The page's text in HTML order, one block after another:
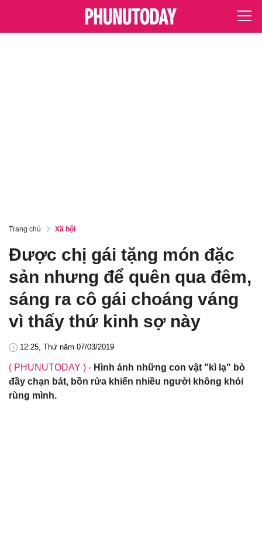
Trang chủ Xã hội
Được chị gái tặng món đặc
sản nhưng để quên qua đêm,
sáng ra cô gái choáng váng
vì thấy thứ kinh sợ này
12:25, Thứ năm 07/03/2019
( PHUNUTODAY ) - Hình ảnh những con vật "kì lạ" bò
đầy chạn bát, bồn rửa khiến nhiều người không khỏi
rùng mình.